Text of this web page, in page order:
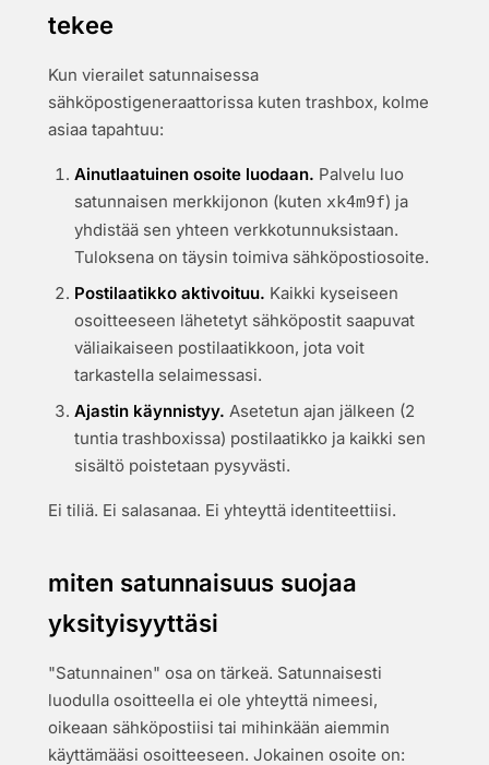
tekee
Kun vierailet satunnaisessa
sähköpostigeneraattorissa kuten trashbox, kolme
asiaa tapahtuu:
Ainutlaatuinen osoite luodaan. Palvelu luo
satunnaisen merkkijonon (kuten xk4m9f) ja
yhdistää sen yhteen verkkotunnuksistaan.
Tuloksena on täysin toimiva sähköpostiosoite.
Postilaatikko aktivoituu. Kaikki kyseiseen
osoitteeseen lähetetyt sähköpostit saapuvat
väliaikaiseen postilaatikkoon, jota voit
tarkastella selaimessasi.
Ajastin käynnistyy. Asetetun ajan jälkeen (2
tuntia trashboxissa) postilaatikko ja kaikki sen
sisältö poistetaan pysyvästi.
Ei tiliä. Ei salasanaa. Ei yhteyttä identiteettiisi.
miten satunnaisuus suojaa
yksityisyyttäsi
"Satunnainen" osa on tärkeä. Satunnaisesti
luodulla osoitteella ei ole yhteyttä nimeesi,
oikeaan sähköpostiisi tai mihinkään aiemmin
käyttämääsi osoitteeseen. Jokainen osoite on: